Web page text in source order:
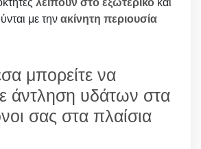
με τηνακίνητη περιουσία
μπορείτε να
άντληση υδάτων στα
σας στα πλαίσια